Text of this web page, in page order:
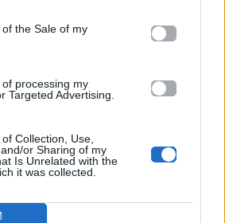
the Sale of my
processing my
Targeted Advertising.
Collection, Use,
or Sharing of my
Is Unrelated with the
it was collected.